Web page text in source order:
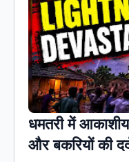
धमतरी में
और बकरियों की